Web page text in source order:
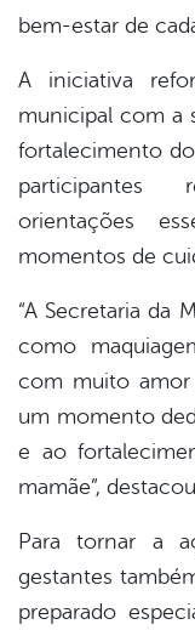
bem-estar de
A iniciativa
municipal com a
fortalecimento
participantes
orientações
momentos de
“A Secretaria da
como
com muito amor
um momento
e ao
mamãe”,
Para tornar a
gestantes
preparado